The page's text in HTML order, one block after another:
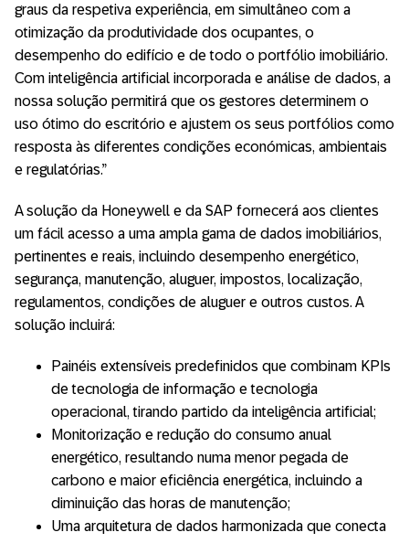
graus da respetiva experiência, em simultâneo com a
otimização da produtividade dos ocupantes, o
desempenho do edifício e de todo o portfólio imobiliário.
Com inteligência artificial incorporada e análise de dados, a
nossa solução permitirá que os gestores determinem o
uso ótimo do escritório e ajustem os seus portfólios como
resposta às diferentes condições económicas, ambientais
e regulatórias.”
A solução da Honeywell e da SAP fornecerá aos clientes
um fácil acesso a uma ampla gama de dados imobiliários,
pertinentes e reais, incluindo desempenho energético,
segurança, manutenção, aluguer, impostos, localização,
regulamentos, condições de aluguer e outros custos. A
solução incluirá:
Painéis extensíveis predefinidos que combinam KPIs
de tecnologia de informação e tecnologia
operacional, tirando partido da inteligência artificial;
Monitorização e redução do consumo anual
energético, resultando numa menor pegada de
carbono e maior eficiência energética, incluindo a
diminuição das horas de manutenção;
Uma arquitetura de dados harmonizada que conecta